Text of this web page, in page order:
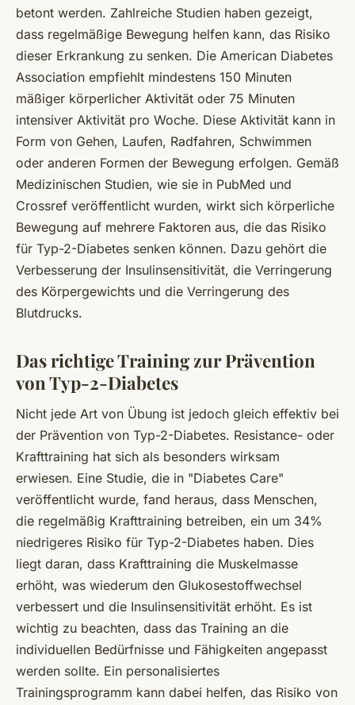
betont werden. Zahlreiche Studien haben gezeigt,
dass regelmäßige Bewegung helfen kann, das Risiko
dieser Erkrankung zu senken. Die American Diabetes
Association empfiehlt mindestens 150 Minuten
mäßiger körperlicher Aktivität oder 75 Minuten
intensiver Aktivität pro Woche. Diese Aktivität kann in
Form von Gehen, Laufen, Radfahren, Schwimmen
oder anderen Formen der Bewegung erfolgen. Gemäß
Medizinischen Studien, wie sie in PubMed und
Crossref veröffentlicht wurden, wirkt sich körperliche
Bewegung auf mehrere Faktoren aus, die das Risiko
für Typ-2-Diabetes senken können. Dazu gehört die
Verbesserung der Insulinsensitivität, die Verringerung
des Körpergewichts und die Verringerung des
Blutdrucks.
Das richtige Training zur Prävention
von Typ-2-Diabetes
Nicht jede Art von Übung ist jedoch gleich effektiv bei
der Prävention von Typ-2-Diabetes. Resistance- oder
Krafttraining hat sich als besonders wirksam
erwiesen. Eine Studie, die in "Diabetes Care"
veröffentlicht wurde, fand heraus, dass Menschen,
die regelmäßig Krafttraining betreiben, ein um 34%
niedrigeres Risiko für Typ-2-Diabetes haben. Dies
liegt daran, dass Krafttraining die Muskelmasse
erhöht, was wiederum den Glukosestoffwechsel
verbessert und die Insulinsensitivität erhöht. Es ist
wichtig zu beachten, dass das Training an die
individuellen Bedürfnisse und Fähigkeiten angepasst
werden sollte. Ein personalisiertes
Trainingsprogramm kann dabei helfen, das Risiko von